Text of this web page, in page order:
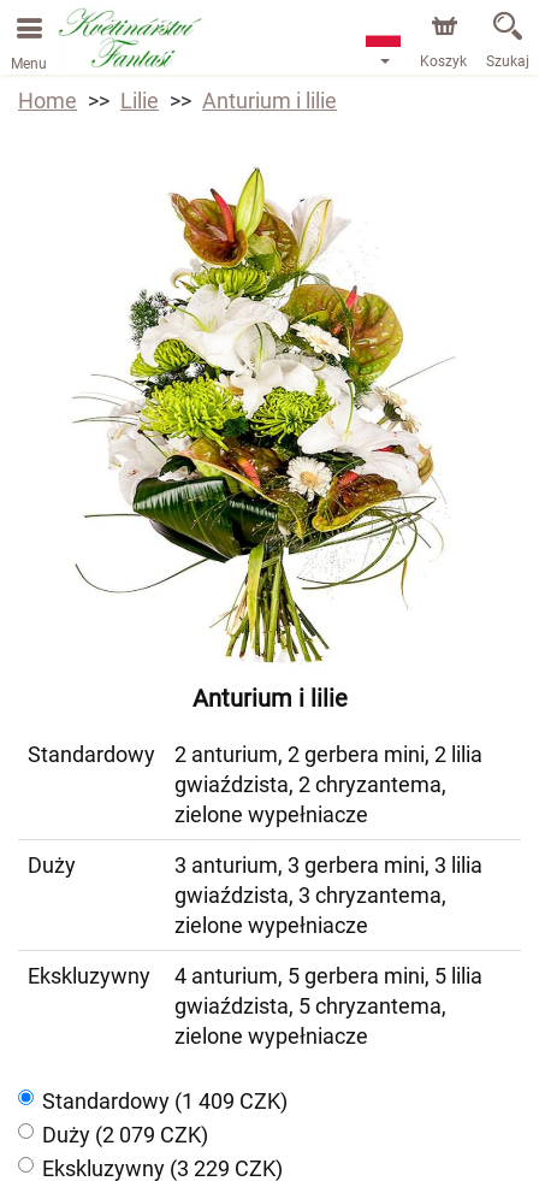
Menu Koszyk Szukaj
Home Lilie Anturium i lilie
Anturium i lilie
Standardowy
2 anturium, 2 gerbera mini, 2 lilia
gwiaździsta, 2 chryzantema,
zielone wypełniacze
Duży
3 anturium, 3 gerbera mini, 3 lilia
gwiaździsta, 3 chryzantema,
zielone wypełniacze
Ekskluzywny
4 anturium, 5 gerbera mini, 5 lilia
gwiaździsta, 5 chryzantema,
zielone wypełniacze
Standardowy (1 409 CZK)
Duży (2 079 CZK)
Ekskluzywny (3 229 CZK)